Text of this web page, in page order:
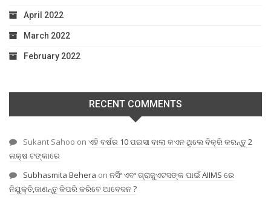
April 2022
March 2022
February 2022
RECENT COMMENTS
Sukant Sahoo on ଏହି ବର୍ଷର 10 ପଇସା ବାଲା କଏନ ଥିଲେ ବିକ୍ରି କରନ୍ତୁ 2
ଲକ୍ଷ ଟଙ୍କାରେ
Subhasmita Behera on ନର୍ସିଂ ଏବଂ ଗ୍ରାଜୁଏଟସଙ୍କ ପାଇଁ AIIMS ରେ
ନିଯୁକ୍ତି,ଜାଣନ୍ତୁ କିପରି କରିବେ ଆବେଦନ ?